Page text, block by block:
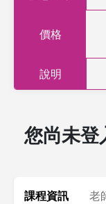
價格
說明
您尚未登
課程資訊 老